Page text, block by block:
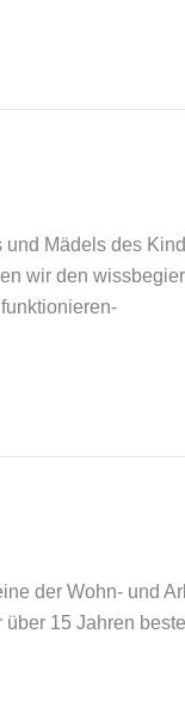
und Mädels des
wir den
der Wohn- und
15 Jahren